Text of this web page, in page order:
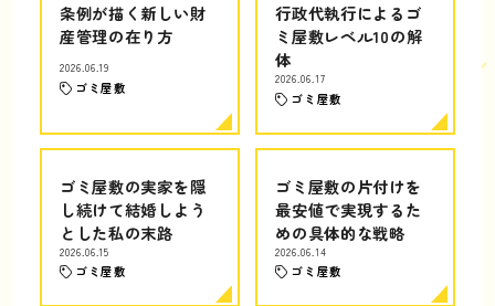
条例が描く新しい財
産管理の在り方
2026.06.19
ゴミ屋敷
行政代執行によるゴ
ミ屋敷レベル10の解
体
2026.06.17
ゴミ屋敷
ゴミ屋敷の実家を隠
し続けて結婚しよう
とした私の末路
2026.06.15
ゴミ屋敷
ゴミ屋敷の片付けを
最安値で実現するた
めの具体的な戦略
2026.06.14
ゴミ屋敷